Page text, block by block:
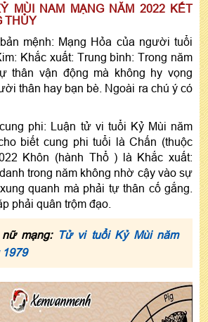
MÙI NAM MẠNG NĂM 2022 KẾT
THỦY
mệnh: Mạng Hỏa của người tuổi
Khắc xuất: Trung bình: Trong năm
thân vận động mà không hy vọng
thân hay bạn bè. Ngoài ra chú ý có
phi: Luận tử vi tuổi Kỷ Mùi năm
biết cung phi tuổi là Chấn (thuộc
Khôn (hành Thổ ) là Khắc xuất:
trong năm không nhờ cậy vào sự
quanh mà phải tự thân cố gắng.
phải quân trộm đạo.
mạng: Tử vi tuổi Kỷ Mùi năm